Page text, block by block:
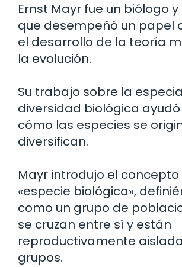
Ernst Mayr fue un biólogo
que desempeñó un papel
el desarrollo de la teoría
la evolución.
Su trabajo sobre la
diversidad biológica
cómo las especies se
diversifican.
Mayr introdujo el concepto
«especie biológica»,
como un grupo de
se cruzan entre sí y están
reproductivamente
grupos.